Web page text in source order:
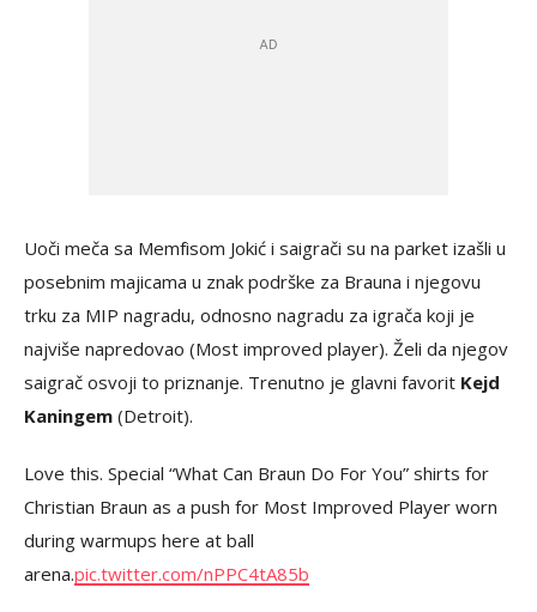
Uoči meča sa Memfisom Jokić i saigrači su na parket izašli u
posebnim majicama u znak podrške za Brauna i njegovu
trku za MIP nagradu, odnosno nagradu za igrača koji je
najviše napredovao (Most improved player). Želi da njegov
saigrač osvoji to priznanje. Trenutno je glavni favorit Kejd
Kaningem (Detroit).
Love this. Special “What Can Braun Do For You” shirts for
Christian Braun as a push for Most Improved Player worn
during warmups here at ball
arena.pic.twitter.com/nPPC4tA85b